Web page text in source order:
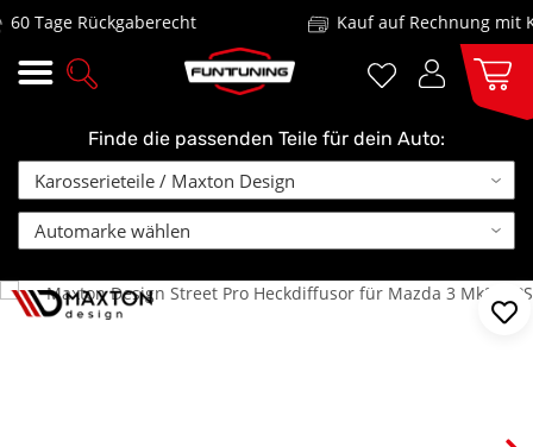
Tage Rückgaberecht Kauf auf Rechnung mit
Finde die passenden Teile für dein Auto: